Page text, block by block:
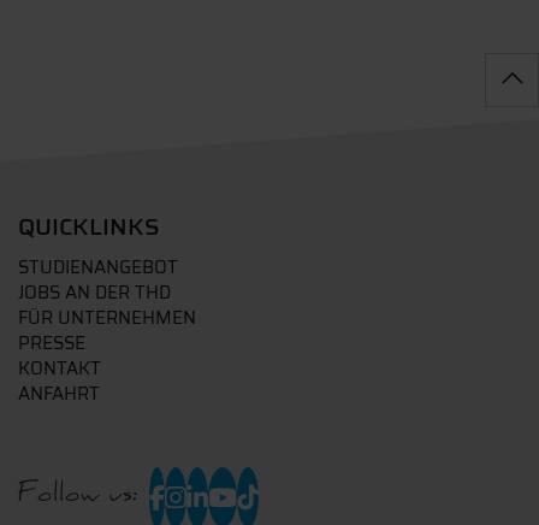
QUICKLINKS
STUDIENANGEBOT
JOBS AN DER THD
FÜR UNTERNEHMEN
PRESSE
KONTAKT
ANFAHRT
Follow us: